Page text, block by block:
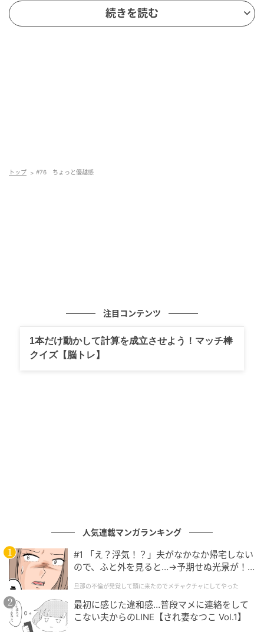
続きを読む
トップ #76 ちょっと優越感
注目コンテンツ
1本だけ動かして計算を成立させよう！マッチ棒
クイズ【脳トレ】
人気連載マンガランキング
#1 「え？浮気！？」夫がなかなか帰宅しない
ので、ふと外を見ると…→予期せぬ光景が！
クチャにしてやった
旦那の不倫が発覚して頭に来たのでメチャクチャにしてやった
最初に感じた違和感…普段マメに連絡をして
こない夫からのLINE【され妻なつこ Vol.1】